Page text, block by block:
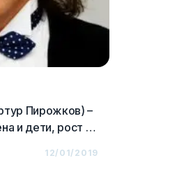
Пирожков) –
и дети, рост и
12/01/2019